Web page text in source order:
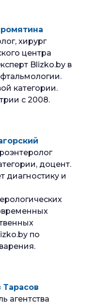
хирург
центра
Blizko.by в
категории.
с 2008.
доцент.
диагностику и
по
Тарасов
агентства